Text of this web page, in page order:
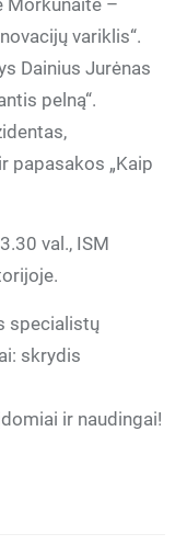
Morkūnaitė –
variklis“.
Dainius Jurėnas
pelną“.
papasakos „Kaip
val., ISM
specialistų
skrydis
ir naudingai!